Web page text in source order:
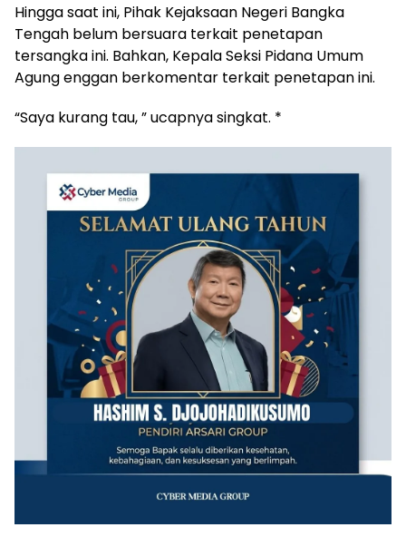
Hingga saat ini, Pihak Kejaksaan Negeri Bangka
Tengah belum bersuara terkait penetapan
tersangka ini. Bahkan, Kepala Seksi Pidana Umum
Agung enggan berkomentar terkait penetapan ini.
“Saya kurang tau, ” ucapnya singkat. *